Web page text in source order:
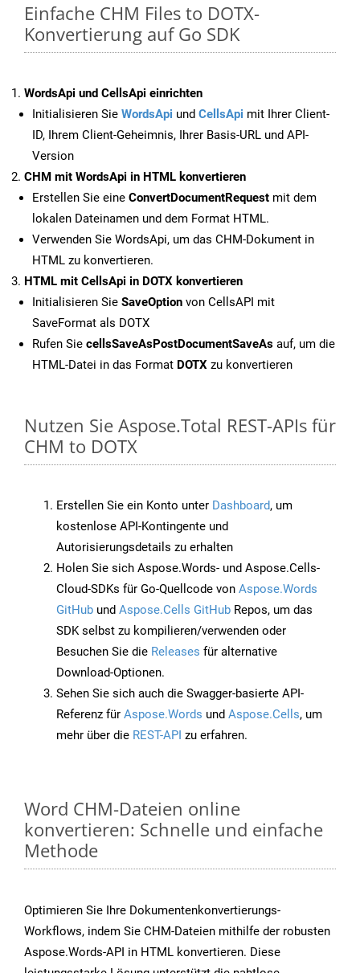
Einfache CHM Files to DOTX-
Konvertierung auf Go SDK
WordsApi und CellsApi einrichten
Initialisieren Sie WordsApi und CellsApi mit Ihrer Client-
ID, Ihrem Client-Geheimnis, Ihrer Basis-URL und API-
Version
CHM mit WordsApi in HTML konvertieren
Erstellen Sie eine ConvertDocumentRequest mit dem
lokalen Dateinamen und dem Format HTML.
Verwenden Sie WordsApi, um das CHM-Dokument in
HTML zu konvertieren.
HTML mit CellsApi in DOTX konvertieren
Initialisieren Sie SaveOption von CellsAPI mit
SaveFormat als DOTX
Rufen Sie cellsSaveAsPostDocumentSaveAs auf, um die
HTML-Datei in das Format DOTX zu konvertieren
Nutzen Sie Aspose.Total REST-APIs für
CHM to DOTX
Erstellen Sie ein Konto unter Dashboard, um
kostenlose API-Kontingente und
Autorisierungsdetails zu erhalten
Holen Sie sich Aspose.Words- und Aspose.Cells-
Cloud-SDKs für Go-Quellcode von Aspose.Words
GitHub und Aspose.Cells GitHub Repos, um das
SDK selbst zu kompilieren/verwenden oder
Besuchen Sie die Releases für alternative
Download-Optionen.
Sehen Sie sich auch die Swagger-basierte API-
Referenz für Aspose.Words und Aspose.Cells, um
mehr über die REST-API zu erfahren.
Word CHM-Dateien online
konvertieren: Schnelle und einfache
Methode
Optimieren Sie Ihre Dokumentenkonvertierungs-
Workflows, indem Sie CHM-Dateien mithilfe der robusten
Aspose.Words-API in HTML konvertieren. Diese